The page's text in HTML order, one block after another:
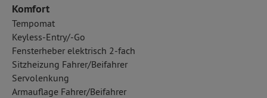
Komfort
Tempomat
Keyless-Entry/-Go
Fensterheber elektrisch 2-fach
Sitzheizung Fahrer/Beifahrer
Servolenkung
Armauflage Fahrer/Beifahrer